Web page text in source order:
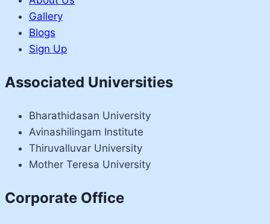
Gallery
Blogs
Sign Up
Associated Universities
Bharathidasan University
Avinashilingam Institute
Thiruvalluvar University
Mother Teresa University
Corporate Office